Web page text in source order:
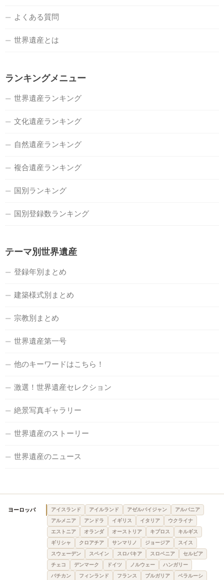
よくある質問
世界遺産とは
ランキングメニュー
世界遺産ランキング
文化遺産ランキング
自然遺産ランキング
複合遺産ランキング
国別ランキング
国別登録数ランキング
テーマ別世界遺産
登録年別まとめ
建築様式別まとめ
宗教別まとめ
世界遺産第一号
他のキーワードはこちら！
激選！世界遺産セレクション
絶景写真ギャラリー
世界遺産のストーリー
世界遺産のニュース
ヨーロッパ アイスランド アイルランド アゼルバイジャン
アルバニア
アルメニア
アンドラ イギリス イタリア
ウクライナ
エストニア
オランダ オーストリア キプロス
キルギス
ギリシャ
クロアチア サンマリノ ジョージア
スイス
スウェーデン
スペイン スロバキア スロベニア
セルビア
チェコ
デンマーク ドイツ ノルウェー
ハンガリー
バチカン
フィンランド フランス ブルガリア
ベラルーシ